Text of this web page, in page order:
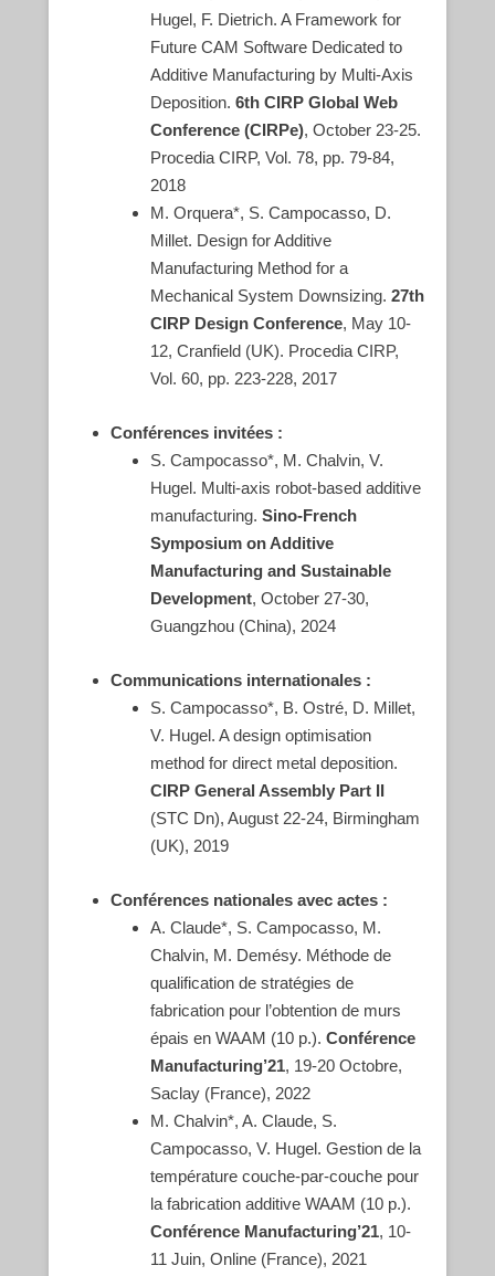
Hugel, F. Dietrich. A Framework for
Future CAM Software Dedicated to
Additive Manufacturing by Multi-Axis
Deposition. 6th CIRP Global Web
Conference (CIRPe), October 23-25.
Procedia CIRP, Vol. 78, pp. 79-84,
2018
M. Orquera*, S. Campocasso, D.
Millet. Design for Additive
Manufacturing Method for a
Mechanical System Downsizing. 27th
CIRP Design Conference, May 10-
12, Cranfield (UK). Procedia CIRP,
Vol. 60, pp. 223-228, 2017
Conférences invitées :
S. Campocasso*, M. Chalvin, V.
Hugel. Multi-axis robot-based additive
manufacturing. Sino-French
Symposium on Additive
Manufacturing and Sustainable
Development, October 27-30,
Guangzhou (China), 2024
Communications internationales :
S. Campocasso*, B. Ostré, D. Millet,
V. Hugel. A design optimisation
method for direct metal deposition.
CIRP General Assembly Part II
(STC Dn), August 22-24, Birmingham
(UK), 2019
Conférences nationales avec actes :
A. Claude*, S. Campocasso, M.
Chalvin, M. Demésy. Méthode de
qualification de stratégies de
fabrication pour l’obtention de murs
épais en WAAM (10 p.). Conférence
Manufacturing’21, 19-20 Octobre,
Saclay (France), 2022
M. Chalvin*, A. Claude, S.
Campocasso, V. Hugel. Gestion de la
température couche-par-couche pour
la fabrication additive WAAM (10 p.).
Conférence Manufacturing’21, 10-
11 Juin, Online (France), 2021